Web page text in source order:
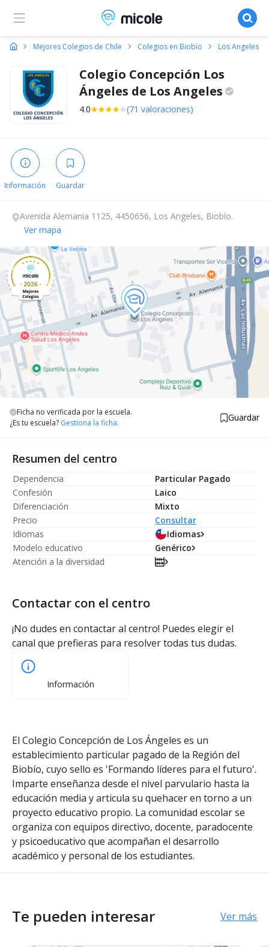
Micole, buscador de colegios
Mejores Colegios de Chile Colegios en Biobío Los Angeles
Colegio Concepción Los
Ángeles de Los Angeles
4.0 (71 valoraciones)
Información Guardar
Avenida Alemania 1125, 4450656, Los Angeles, Biobío.
Ver mapa
Ficha no verificada por la escuela.
¿Es tu escuela? Gestiona la ficha. Guardar
Resumen del centro
Dependencia
Particular Pagado
Confesión
Laico
Diferenciación
Mixto
Precio
Consultar
Idiomas
Idiomas
Modelo educativo
Genérico
Atención a la diversidad
Contactar con el centro
¡No dudes en contactar al centro! Puedes elegir el
canal que prefieras para resolver todas tus dudas.
Información
El Colegio Concepción de Los Ángeles es un
establecimiento particular pagado de la Región del
Biobío, cuyo sello es 'Formando líderes para el futuro'.
Imparte enseñanza desde el nivel parvulario hasta la
educación media y articula su quehacer en torno a un
proyecto educativo propio. La comunidad escolar se
organiza con equipos directivo, docente, paradocente
y psicoeducativo que acompañan el desarrollo
académico y personal de los estudiantes.
Te pueden interesar Ver más